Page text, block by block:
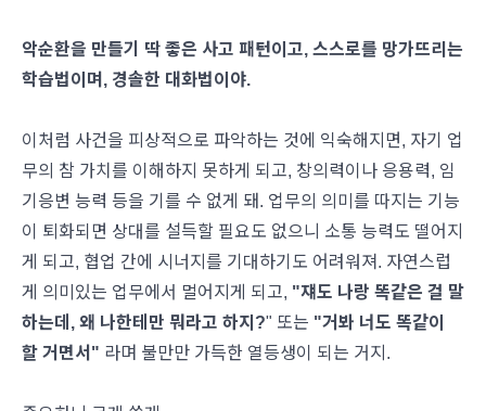
악순환을 만들기 딱 좋은 사고 패턴이고, 스스로를 망가뜨리는
학습법이며, 경솔한 대화법이야.
이처럼 사건을 피상적으로 파악하는 것에 익숙해지면, 자기 업
무의 참 가치를 이해하지 못하게 되고, 창의력이나 응용력, 임
기응변 능력 등을 기를 수 없게 돼. 업무의 의미를 따지는 기능
이 퇴화되면 상대를 설득할 필요도 없으니 소통 능력도 떨어지
게 되고, 협업 간에 시너지를 기대하기도 어려워져. 자연스럽
게 의미있는 업무에서 멀어지게 되고, "쟤도 나랑 똑같은 걸 말
하는데, 왜 나한테만 뭐라고 하지?" 또는 "거봐 너도 똑같이
할 거면서" 라며 불만만 가득한 열등생이 되는 거지.